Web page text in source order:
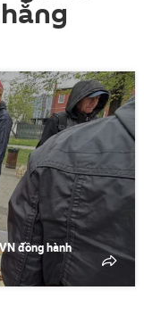
đồng hành